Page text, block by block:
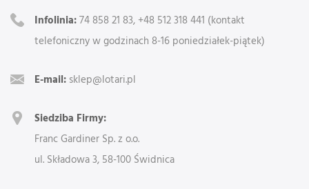
Infolinia:74 858 21 83, +48 512 318 441 (kontakt
telefoniczny w godzinach 8-16 poniedziałek-piątek)
E-mail: sklep@lotari.pl
Siedziba Firmy:
Franc Gardiner Sp. z o.o.
ul. Składowa 3, 58-100 Świdnica